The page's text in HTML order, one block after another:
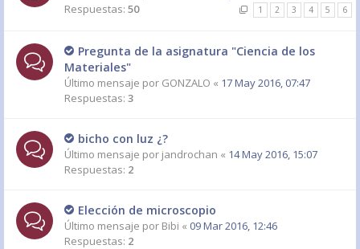
Respuestas: 50 1 2 3 4 5 6
Pregunta de la asignatura "Ciencia de los
Materiales"
Último mensaje por GONZALO « 17 May 2016, 07:47
Respuestas: 3
bicho con luz ¿?
Último mensaje por jandrochan « 14 May 2016, 15:07
Respuestas: 2
Elección de microscopio
Último mensaje por Bibi « 09 Mar 2016, 12:46
Respuestas: 2